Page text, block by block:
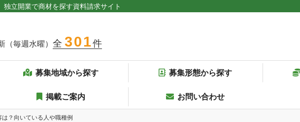
立開業で商材を探す資料請求サイト
（毎週水曜） 全 301件
募集地域から探す 募集形態から探す
掲載ご案内 お問い合わせ
？向いている人や職種例